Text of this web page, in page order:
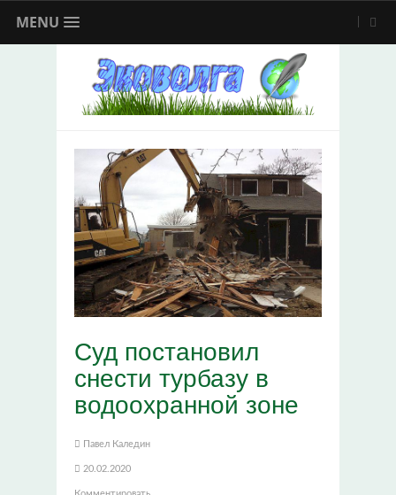
MENU
Суд постановил
снести турбазу в
водоохранной зоне
Павел Каледин
20.02.2020